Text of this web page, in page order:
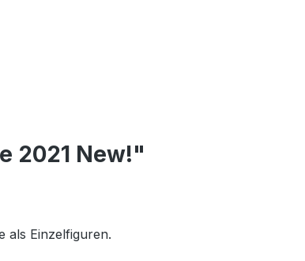
2021 New!"
als Einzelfiguren.